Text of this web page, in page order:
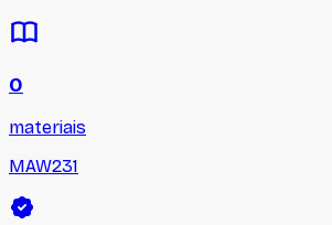
0
materiais
MAW231